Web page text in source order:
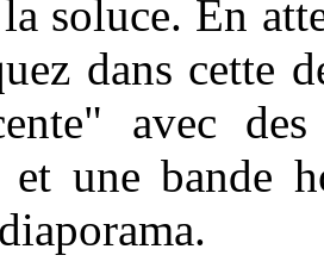
soluce. En
dans cette
avec
et une bande